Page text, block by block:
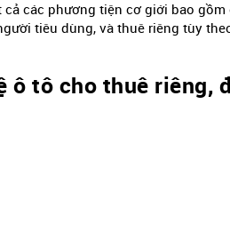
các phương tiện cơ giới bao
tiêu dùng, và thuê riêng tùy
ô tô cho thuê riêng,